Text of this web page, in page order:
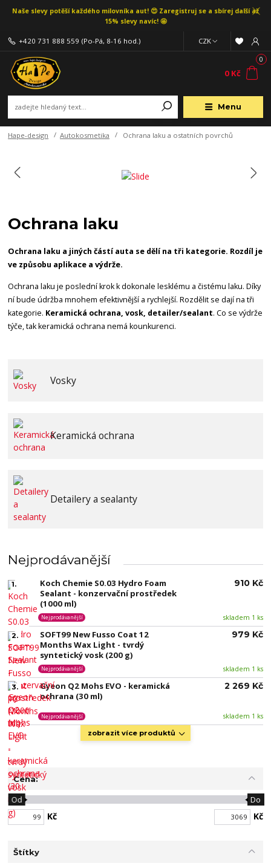
Naše slevy potěší každého milovníka aut! 😍 Zaregistruj se a sbírej další až
15% slevy navíc! 🤩
Menu
CZK
+420 731 888 559 (Po-Pá, 8-16 hod.)
0
0 Kč
Hape-design Autokosmetika Ochrana laku a ostatních povrchů
Ochrana laku
Ochrana laku a jiných částí auta se dělí na tři kategorie. Rozdíl je
ve způsobu aplikace a výdrže.
Ochrana laku je poslední krok k dokonale lesklému a čistému laku. Díky
ní bude údržba mnohem efektivnější a rychlejší. Rozdělit se dají na tři
kategorie. Keramická ochrana, vosk, detailer/sealant. Co se výdrže
týče, tak keramická ochrana nemá kounkurenci.
Vosky
Keramická ochrana
Detailery a sealanty
Nejprodávanější
1.
Koch Chemie S0.03 Hydro Foam
Sealant - konzervační prostředek
(1000 ml)
skladem 1 ks
Nejprodávanější
910 Kč
2.
SOFT99 New Fusso Coat 12
Months Wax Light - tvrdý
syntetický vosk (200 g)
skladem 1 ks
Nejprodávanější
979 Kč
3.
Gyeon Q2 Mohs EVO - keramická
ochrana (30 ml)
skladem 1 ks
Nejprodávanější
2 269 Kč
zobrazit více produktů
Cena:
Kč
Od Do
Kč
Štítky